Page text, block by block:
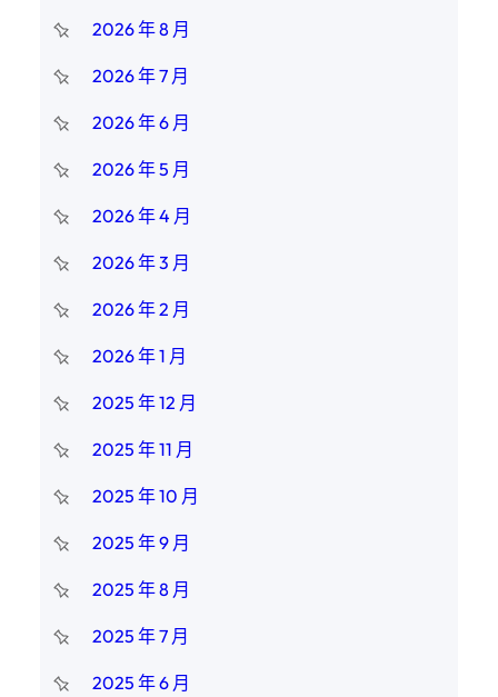
2026 年 8 月
2026 年 7 月
2026 年 6 月
2026 年 5 月
2026 年 4 月
2026 年 3 月
2026 年 2 月
2026 年 1 月
2025 年 12 月
2025 年 11 月
2025 年 10 月
2025 年 9 月
2025 年 8 月
2025 年 7 月
2025 年 6 月